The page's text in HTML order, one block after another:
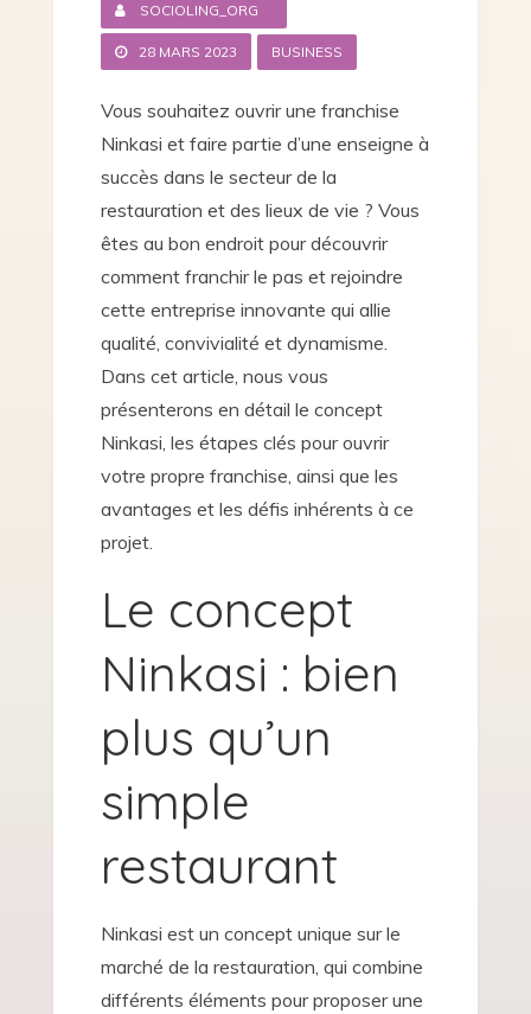
SOCIOLING_ORG
28 MARS 2023 BUSINESS
Vous souhaitez ouvrir une franchise
Ninkasi et faire partie d’une enseigne à
succès dans le secteur de la
restauration et des lieux de vie ? Vous
êtes au bon endroit pour découvrir
comment franchir le pas et rejoindre
cette entreprise innovante qui allie
qualité, convivialité et dynamisme.
Dans cet article, nous vous
présenterons en détail le concept
Ninkasi, les étapes clés pour ouvrir
votre propre franchise, ainsi que les
avantages et les défis inhérents à ce
projet.
Le concept
Ninkasi : bien
plus qu’un
simple
restaurant
Ninkasi est un concept unique sur le
marché de la restauration, qui combine
différents éléments pour proposer une